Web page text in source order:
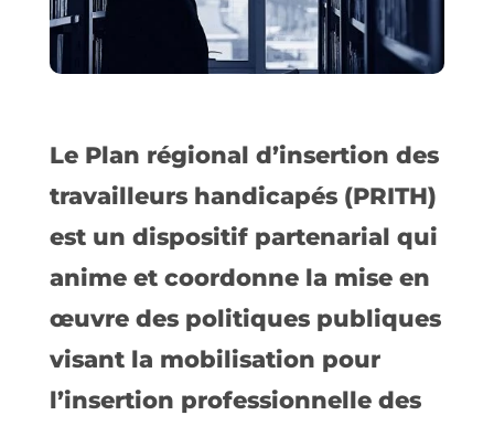
Le Plan régional d’insertion des
travailleurs handicapés (PRITH)
est un dispositif partenarial qui
anime et coordonne la mise en
œuvre des politiques publiques
visant la mobilisation pour
l’insertion professionnelle des